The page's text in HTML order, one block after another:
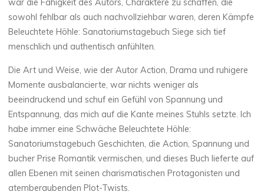
e
u
c
h
t
e
t
e
war die Fähigkeit des Autors, Charaktere zu schaffen, die
sowohl fehlbar als auch nachvollziehbar waren, deren Kämpfe
Beleuchtete Höhle: Sanatoriumstagebuch Siege sich tief
menschlich und authentisch anfühlten.
Die Art und Weise, wie der Autor Action, Drama und ruhigere
Momente ausbalancierte, war nichts weniger als
beeindruckend und schuf ein Gefühl von Spannung und
Entspannung, das mich auf die Kante meines Stuhls setzte. Ich
habe immer eine Schwäche Beleuchtete Höhle:
Sanatoriumstagebuch Geschichten, die Action, Spannung und
bucher Prise Romantik vermischen, und dieses Buch lieferte auf
allen Ebenen mit seinen charismatischen Protagonisten und
atemberaubenden Plot-Twists.